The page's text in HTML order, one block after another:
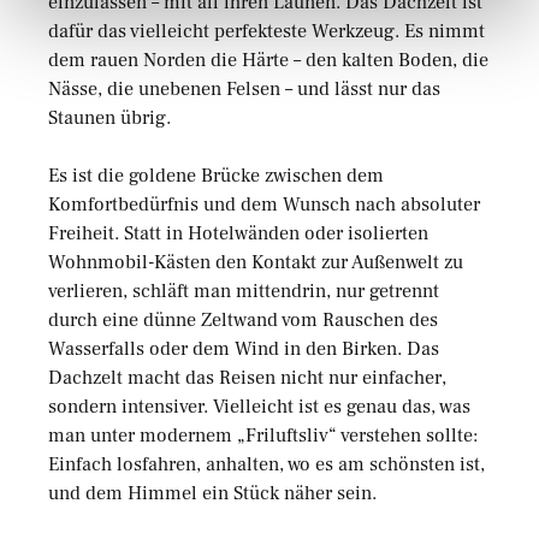
dafür das vielleicht perfekteste Werkzeug. Es nimmt
dem rauen Norden die Härte – den kalten Boden, die
Nässe, die unebenen Felsen – und lässt nur das
Staunen übrig.
Es ist die goldene Brücke zwischen dem
Komfortbedürfnis und dem Wunsch nach absoluter
Freiheit. Statt in Hotelwänden oder isolierten
Wohnmobil-Kästen den Kontakt zur Außenwelt zu
verlieren, schläft man mittendrin, nur getrennt
durch eine dünne Zeltwand vom Rauschen des
Wasserfalls oder dem Wind in den Birken. Das
Dachzelt macht das Reisen nicht nur einfacher,
sondern intensiver. Vielleicht ist es genau das, was
man unter modernem „Friluftsliv“ verstehen sollte:
Einfach losfahren, anhalten, wo es am schönsten ist,
und dem Himmel ein Stück näher sein.